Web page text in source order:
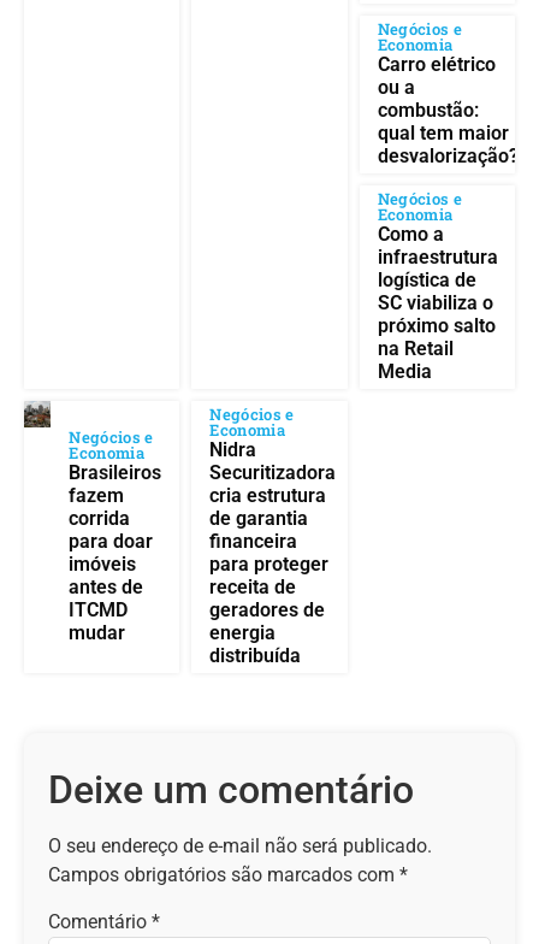
Negócios e
Economia
Carro elétrico
ou a
combustão:
qual tem maior
desvalorização?
Negócios e
Economia
Como a
infraestrutura
logística de
SC viabiliza o
próximo salto
na Retail
Media
Negócios e
Economia
Brasileiros
fazem
corrida
para doar
imóveis
antes de
ITCMD
mudar
Negócios e
Economia
Nidra
Securitizadora
cria estrutura
de garantia
financeira
para proteger
receita de
geradores de
energia
distribuída
Deixe um comentário
O seu endereço de e-mail não será publicado.
Campos obrigatórios são marcados com *
Comentário *